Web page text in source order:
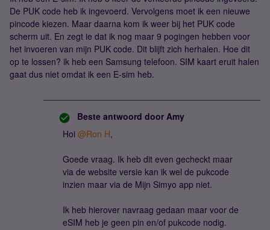
De PUK code heb ik ingevoerd. Vervolgens moet ik een nieuwe
pincode kiezen. Maar daarna kom ik weer bij het PUK code
scherm uit. En zegt ie dat ik nog maar 9 pogingen hebben voor
het invoeren van mijn PUK code. Dit blijft zich herhalen. Hoe dit
op te lossen? ik heb een Samsung telefoon. SIM kaart eruit halen
gaat dus niet omdat ik een E-sim heb.
Beste antwoord door Amy
Hoi ​ @Ron H,
Goede vraag. Ik heb dit even gecheckt maar
via de website versie kan ik wel de pukcode
inzien maar via de Mijn Simyo app niet.
Ik heb hierover navraag gedaan maar voor de
eSIM heb je geen pin en/of pukcode nodig.